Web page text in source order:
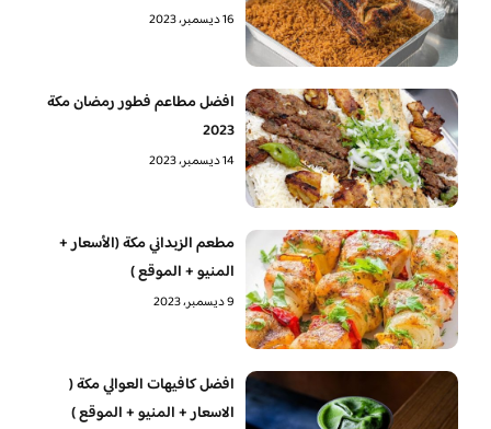
16 ديسمبر، 2023
افضل مطاعم فطور رمضان مكة
2023
14 ديسمبر، 2023
مطعم الزبداني مكة (الأسعار +
المنيو + الموقع )
9 ديسمبر، 2023
افضل كافيهات العوالي مكة (
الاسعار + المنيو + الموقع )